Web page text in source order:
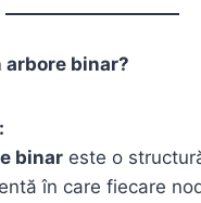
arbore binar?
binar este o
în care fiecare